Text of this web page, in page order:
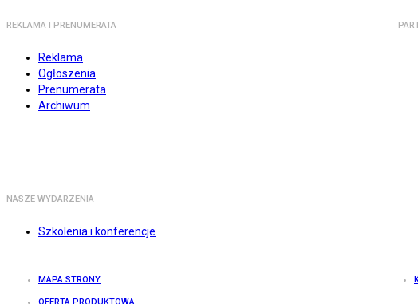
REKLAMA I PRENUMERATA
Reklama
Ogłoszenia
Prenumerata
Archiwum
NASZE WYDARZENIA
Szkolenia i konferencje
MAPA STRONY